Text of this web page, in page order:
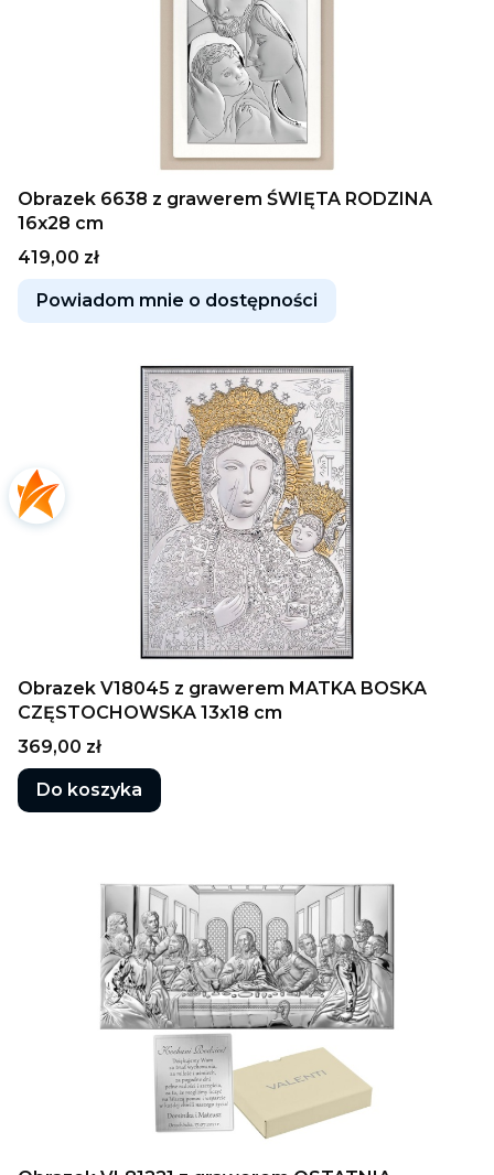
Obrazek 6638 z grawerem ŚWIĘTA RODZINA
16x28 cm
Cena
419,00 zł
Powiadom mnie o dostępności
Obrazek V18045 z grawerem MATKA BOSKA
CZĘSTOCHOWSKA 13x18 cm
Cena
369,00 zł
Do koszyka